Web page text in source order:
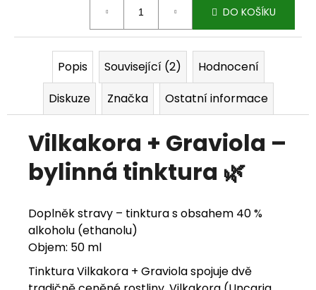
DO KOŠÍKU
Popis Související (2)
Hodnocení
Diskuze
Značka Ostatní informace
Vilkakora + Graviola –
bylinná tinktura 🌿
Doplněk stravy – tinktura s obsahem 40 %
alkoholu (ethanolu)
Objem: 50 ml
Tinktura Vilkakora + Graviola spojuje dvě
m